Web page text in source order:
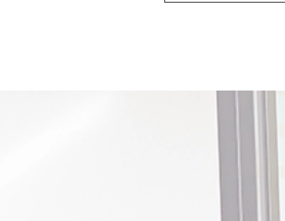
Латвийская
Инвестирование
получения вида
Гражданство
Гражданство
ПОЛУЧЕНИЕ
СПЕЦИАЛИСТОВ
NJORD
Получит ли
ВИД НА
NJORD Latvia
VisaLaw